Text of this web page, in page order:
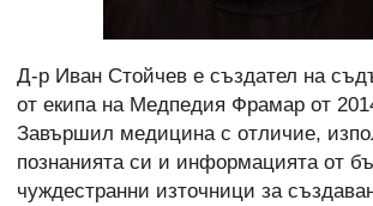
Д-р Иван Стойчев е създател на
от екипа на Медпедия Фрамар от
Завършил медицина с отличие,
познанията си и информацията от
чуждестранни източници за